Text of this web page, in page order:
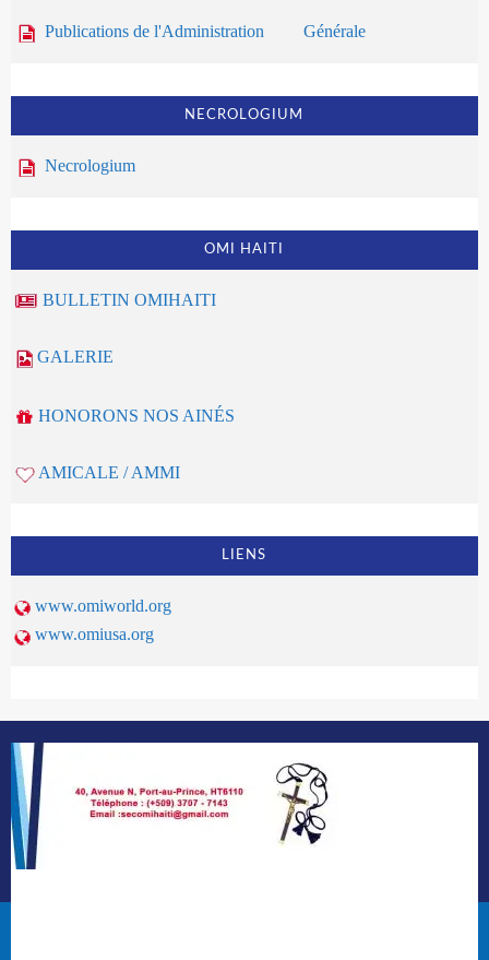
Publications de l'Administration Générale
NECROLOGIUM
Necrologium
OMI HAITI
BULLETIN OMIHAITI
GALERIE
HONORONS NOS AINÉS
AMICALE / AMMI
LIENS
www.omiworld.org
www.omiusa.org